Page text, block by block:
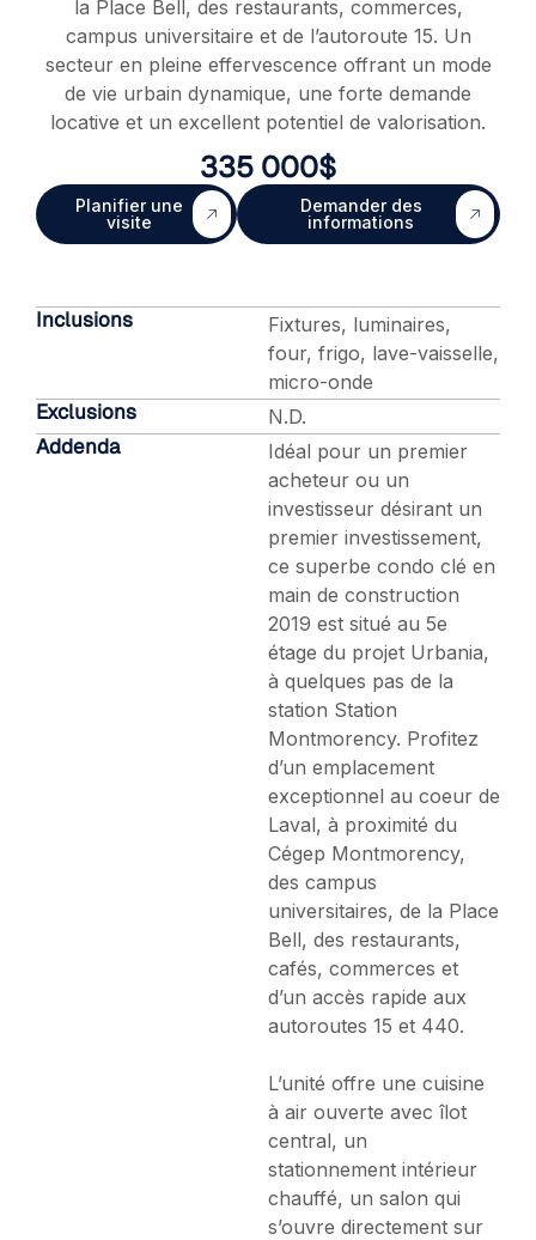
la Place Bell, des restaurants, commerces,
campus universitaire et de l’autoroute 15. Un
secteur en pleine effervescence offrant un mode
de vie urbain dynamique, une forte demande
locative et un excellent potentiel de valorisation.
335 000$
Planifier une
visite
Demander des
informations
Inclusions
Fixtures, luminaires,
four, frigo, lave-vaisselle,
micro-onde
Exclusions N.D.
Addenda
Idéal pour un premier
acheteur ou un
investisseur désirant un
premier investissement,
ce superbe condo clé en
main de construction
2019 est situé au 5e
étage du projet Urbania,
à quelques pas de la
station Station
Montmorency. Profitez
d’un emplacement
exceptionnel au coeur de
Laval, à proximité du
Cégep Montmorency,
des campus
universitaires, de la Place
Bell, des restaurants,
cafés, commerces et
d’un accès rapide aux
autoroutes 15 et 440.
L’unité offre une cuisine
à air ouverte avec îlot
central, un
stationnement intérieur
chauffé, un salon qui
s’ouvre directement sur